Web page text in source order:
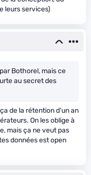
leurs services)
Bothorel, mais ce
au secret des
de la rétention d'un an
On les oblige à
mais ça ne veut pas
données est open